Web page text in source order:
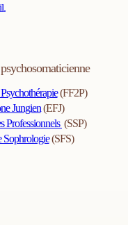
(FF2P)
Jungien(EFJ)
Professionnels (SSP)
Sophrologie(SFS)